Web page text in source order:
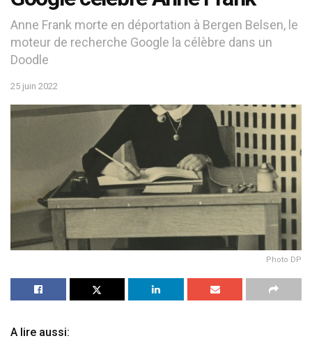
Anne Frank morte en déportation à Bergen Belsen, le
moteur de recherche Google la célèbre dans un
Doodle
25 juin 2022
Photo DP
A lire aussi: